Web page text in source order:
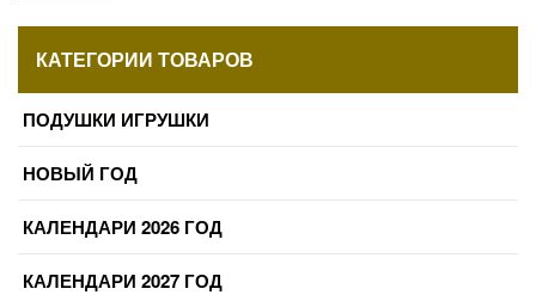
КАТЕГОРИИ ТОВАРОВ
ПОДУШКИ ИГРУШКИ
НОВЫЙ ГОД
КАЛЕНДАРИ 2026 ГОД
КАЛЕНДАРИ 2027 ГОД